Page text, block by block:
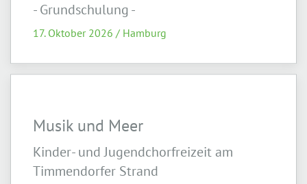
- Grundschulung -
17. Oktober 2026 / Hamburg
Musik und Meer
Kinder- und Jugendchorfreizeit am
Timmendorfer Strand